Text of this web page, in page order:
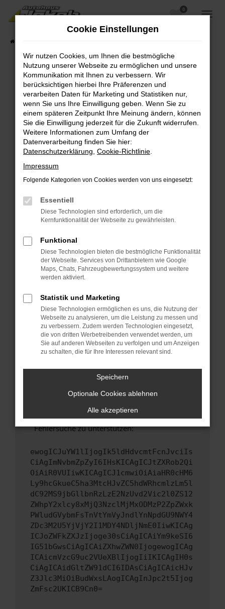
Zum
Hauptinhalt
0
Fehler: Network Error
Beim Laden ist ein Fehler aufgetreten.
Hier sind ein paar Tipps, die dir helfen können:
Überprüfe deine Firewall und deine
Internetverbindung.
Laden andere Webseiten, zum Beispiel deine
Suchmaschine?
Prüfe deine Browsererweiterungen.
Manche Erweiterungen, wie Werbeblocker,
können das Laden bestimmter Seiten
verhindern. Funktioniert die Seite in einem
Fenster?
Starte dein Gerät neu.
Das kann manchmal helfen, vorübergehende
Probleme zu beheben.
Betriebssystem auf dem neuesten Stand
sind.
Veraltete Software birgt nicht nur ein
Sicherheitsrisiko, sondern kann auch dazu
führen, dass bestimmte Funktionen nicht mehr
unterstützt werden.
Wende dich an den Webseitenbetreiber.
Wenn du alle oben genannten Schritte versucht
hast, kontaktiere uns bitte. Wir werden
versuchen, das Problem zu beheben. Du kannst
uns diesen Text schicken, um uns bei der
Fehlersuche zu unterstützen:
ewogICJuYW1lIjogIk5ldHdvcmtFcnJvciIs
CiAgImNvbmZpZyI6IHsKICAgICJtZXRob2Qi
OiAiR0VUIiwKICAgICJ1cmwiOiAiaHR0cHM6
Ly9hcGkueC5ha3MtcHJvZC5hdWRhcmlzLm5l
dC92MS9jbGllbnRzLzE2NzUvd2Vic2l0ZS12
ZWhpY2xlcy8xMjQ3NzclMjMxODMzP2ZpZWxk
PWludGVybmFsTnVtYmVyJndlYnNpdGU9NWY4
ZDc3M2U5YjVjY2I1MDY4NDljNmE0IiwKICAg
ICJoZWFkZXJzIjoge30sCiAgICAiYm9keSI6
IG51bGwsCiAgICAiZXhwZWN0IjogewogICAg
ICAicmVzcG9uc2VUeXBlIjogIiIKICAgIH0s
CiAgICAidGltZW91dCI6IDAsCiAgICAicHJv
Z3Jlc3MiOiBudWxsLAogICAgInJpc2t5Ijog
ZmFsc2UKICB9Cn0=
Cookie Einstellungen
Wir nutzen Cookies, um Ihnen die bestmögliche
Nutzung unserer Webseite zu ermöglichen und unsere
Kommunikation mit Ihnen zu verbessern. Wir
berücksichtigen hierbei Ihre Präferenzen und
verarbeiten Daten für Marketing und Statistiken nur,
wenn Sie uns Ihre Einwilligung geben. Wenn Sie zu
einem späteren Zeitpunkt Ihre Meinung ändern, können
Sie die Einwilligung jederzeit für die Zukunft widerrufen.
Weitere Informationen zum Umfang der
Datenverarbeitung finden Sie hier:
Datenschutzerklärung Cookie-Richtlinie
Impressum
Folgende Kategorien von Cookies werden von uns eingesetzt:
Essentiell
Diese Technologien sind erforderlich, um die
Kernfunktionalität der Webseite zu gewährleisten.
Funktional
Diese Technologien bieten die bestmögliche Funktionalität
der Webseite. Services von Drittanbietern wie Google
Maps, Chats, Fahrzeugbewertungssystem und weitere
werden aktiviert.
Statistik und Marketing
Diese Technologien ermöglichen es uns, die Nutzung der
Webseite zu analysieren, um die Leistung zu messen und
zu verbessern. Zudem werden Technologien eingesetzt,
die von dritten Werbetreibenden verwendet werden, um
Sie auf anderen Webseiten zu verfolgen und um Anzeigen
zu schalten, die für Ihre Interessen relevant sind.
Speichern
Optionale Cookies ablehnen
Alle akzeptieren